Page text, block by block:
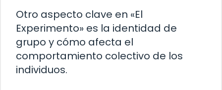
Otro aspecto clave en «El
Experimento» es la identidad de
grupo y cómo afecta el
comportamiento colectivo de los
individuos.